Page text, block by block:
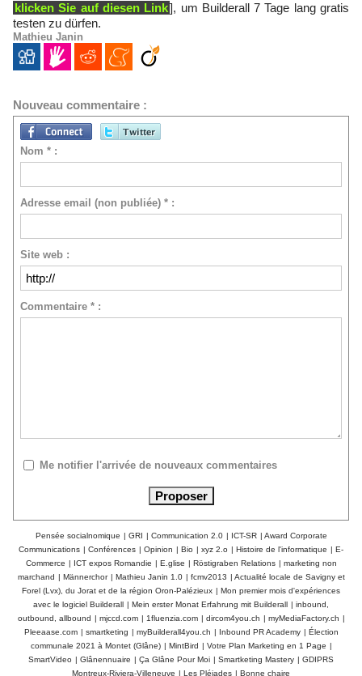
klicken Sie auf diesen Link], um Builderall 7 Tage lang gratis
testen zu dürfen.
Mathieu Janin
Nouveau commentaire :
Nom * :
Adresse email (non publiée) * :
Site web :
Commentaire * :
Me notifier l'arrivée de nouveaux commentaires
Pensée socialnomique | GRI | Communication 2.0 | ICT-SR | Award Corporate
Communications | Conférences | Opinion | Bio | xyz 2.o | Histoire de l'informatique | E-
Commerce | ICT expos Romandie | E.glise | Röstigraben Relations | marketing non
marchand | Männerchor | Mathieu Janin 1.0 | fcmv2013 | Actualité locale de Savigny et
Forel (Lvx), du Jorat et de la région Oron-Palézieux | Mon premier mois d'expériences
avec le logiciel Builderall | Mein erster Monat Erfahrung mit Builderall | inbound,
outbound, allbound | mjccd.com | 1fluenzia.com | dircom4you.ch | myMediaFactory.ch |
Pleeaase.com | smartketing | myBuilderall4you.ch | Inbound PR Academy | Élection
communale 2021 à Montet (Glâne) | MintBird | Votre Plan Marketing en 1 Page |
SmartVideo | Glânennuaire | Ça Glâne Pour Moi | Smartketing Mastery | GDIPRS
Montreux-Riviera-Villeneuve | Les Pléiades | Bonne chaire